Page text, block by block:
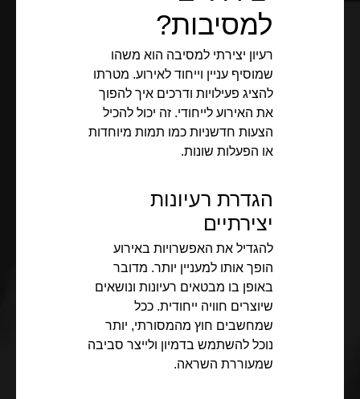
למסיבות?
רעיון יצירתי למסיבה הוא משהו
שמוסיף עניין וייחוד לאירוע. מטרתו
להציג פעילויות ודרכים איך להפוך
את האירוע לייחודי. זה יכול להכיל
הצעות חדשניות כמו תמות מיוחדות
או הפעלות שונות.
הגדרת רעיונות
יצירתיים
להגדיל את האפשרויות באירוע
הופך אותו למעניין יותר. מדובר
באופן בו מבטאים רעיונות ונושאים
שיוצרים חוויה ייחודית. ככל
שמחשבים חוץ מהמסורתי, יותר
נוכל להשתמש בדמיון ולייצר סביבה
שמעוררת השראה.